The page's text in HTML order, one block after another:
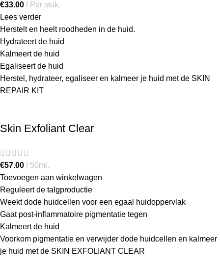
€33.00
Per stuk.
Lees verder
Herstelt en heelt roodheden in de huid.
Hydrateert de huid
Kalmeert de huid
Egaliseert de huid
Herstel, hydrateer, egaliseer en kalmeer je huid met de SKIN
REPAIR KIT
Skin Exfoliant Clear
€57.00
50ml.
Toevoegen aan winkelwagen
Reguleert de talgproductie
Weekt dode huidcellen voor een egaal huidoppervlak
Gaat post-inflammatoire pigmentatie tegen
Kalmeert de huid
Voorkom pigmentatie en verwijder dode huidcellen en kalmeer
je huid met de SKIN EXFOLIANT CLEAR